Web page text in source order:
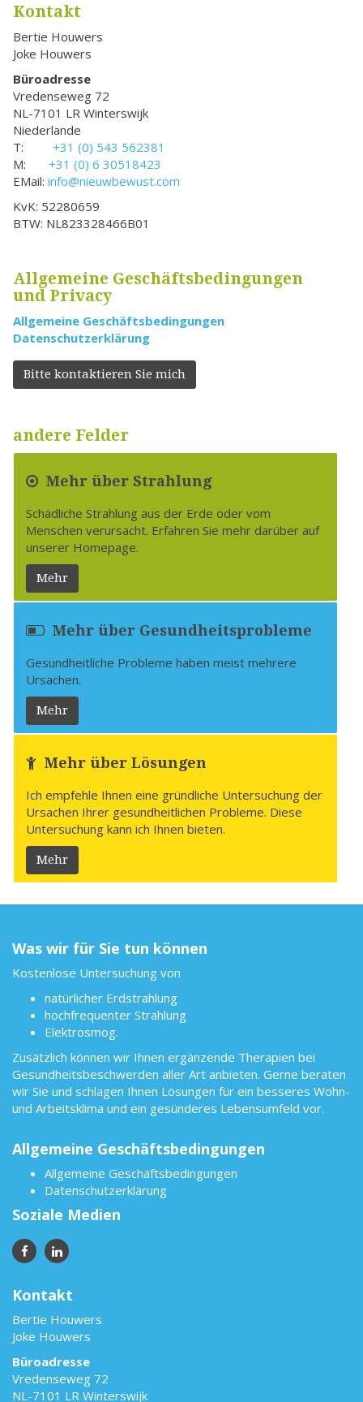
Kontakt
Bertie Houwers
Joke Houwers
Büroadresse
Vredenseweg 72
NL-7101 LR Winterswijk
Niederlande
T: +31 (0) 543 562381
M:
+31 (0) 6 30518423
EMail: info@nieuwbewust.com
KvK: 52280659
BTW: NL823328466B01
Allgemeine Geschäftsbedingungen
und Privacy
Allgemeine Geschäftsbedingungen
Datenschutzerklärung
Bitte kontaktieren Sie mich
andere Felder
Mehr über Strahlung
Schädliche Strahlung aus der Erde oder vom
Menschen verursacht. Erfahren Sie mehr darüber auf
unserer Homepage.
Mehr
Mehr über Gesundheitsprobleme
Gesundheitliche Probleme haben meist mehrere
Ursachen.
Mehr
Mehr über Lösungen
Ich empfehle Ihnen eine gründliche Untersuchung der
Ursachen Ihrer gesundheitlichen Probleme. Diese
Untersuchung kann ich Ihnen bieten.
Mehr
Was wir für Sie tun können
Kostenlose Untersuchung von
natürlicher Erdstrahlung
hochfrequenter Strahlung
Elektrosmog.
Zusätzlich können wir Ihnen ergänzende Therapien bei
Gesundheitsbeschwerden aller Art anbieten. Gerne beraten
wir Sie und schlagen Ihnen Lösungen für ein besseres Wohn-
und Arbeitsklima und ein gesünderes Lebensumfeld vor.
Allgemeine Geschäftsbedingungen
Allgemeine Geschäftsbedingungen
Datenschutzerklärung
Soziale Medien
Kontakt
Bertie Houwers
Joke Houwers
Büroadresse
Vredenseweg 72
NL-7101 LR Winterswijk